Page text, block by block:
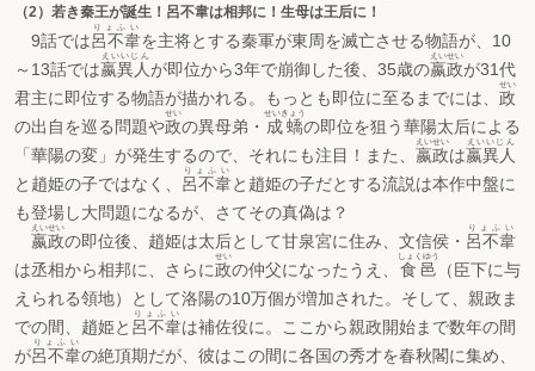
（2）若き秦王が誕生！呂不韋は相邦に！生母は王后に！
9話では呂不韋
りょふい
を主将とする秦軍が東周を滅亡させる物語が、10
～13話では嬴異人
えいいじん
が即位から3年で崩御した後、35歳の嬴政
えいせい
が31代
君主に即位する物語が描かれる。もっとも即位に至るまでには、 政
せい
の出自を巡る問題や政
せい
の異母弟・ 成蟜
せいきょう
の即位を狙う華陽太后による
「華陽の変」が発生するので、それにも注目！また、 嬴政
えいせい
は嬴異人
えいいじん
と趙姫の子ではなく、 呂不韋
りょふい
と趙姫の子だとする流説は本作中盤に
も登場し大問題になるが、さてその真偽は？
嬴政
えいせい
の即位後、趙姫は太后として甘泉宮に住み、文信侯・ 呂不韋
りょふい
は丞相から相邦に、さらに政
せい
の仲父になったうえ、 食邑
しょくゆう
（臣下に与
えられる領地）として洛陽の10万個が増加された。そして、親政ま
での間、趙姫と 呂不韋
りょふい
は補佐役に。ここから親政開始まで数年の間
が呂不韋
りょふい
の絶頂期だが、彼はこの間に各国の秀才を春秋閣に集め、